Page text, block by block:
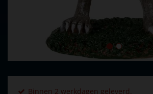
Binnen 2 werkdagen geleverd.